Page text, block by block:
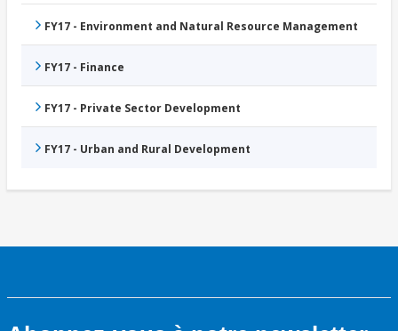
FY17 - Environment and Natural Resource Management
FY17 - Finance
FY17 - Private Sector Development
FY17 - Urban and Rural Development